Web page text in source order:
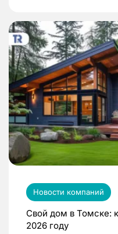
Новости компаний
Свой дом в Томске:
2026 году